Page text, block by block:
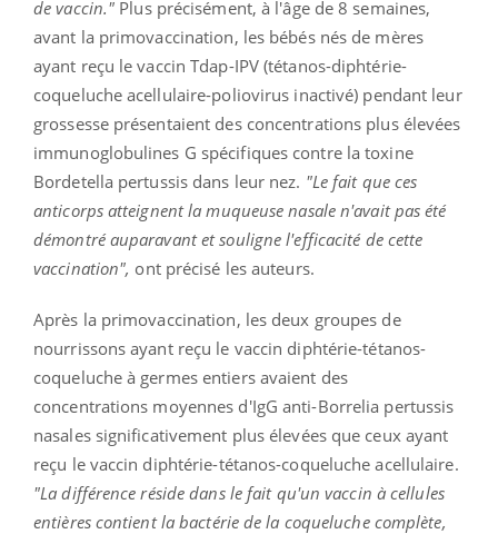
de vaccin." Plus précisément, à l'âge de 8 semaines,
avant la primovaccination, les bébés nés de mères
ayant reçu le vaccin Tdap-IPV (tétanos-diphtérie-
coqueluche acellulaire-poliovirus inactivé) pendant leur
grossesse présentaient des concentrations plus élevées
immunoglobulines G spécifiques contre la toxine
Bordetella pertussis dans leur nez. "Le fait que ces
anticorps atteignent la muqueuse nasale n'avait pas été
démontré auparavant et souligne l'efficacité de cette
vaccination", ont précisé les auteurs.
Après la primovaccination, les deux groupes de
nourrissons ayant reçu le vaccin diphtérie-tétanos-
coqueluche à germes entiers avaient des
concentrations moyennes d'IgG anti-Borrelia pertussis
nasales significativement plus élevées que ceux ayant
reçu le vaccin diphtérie-tétanos-coqueluche acellulaire.
"La différence réside dans le fait qu'un vaccin à cellules
entières contient la bactérie de la coqueluche complète,